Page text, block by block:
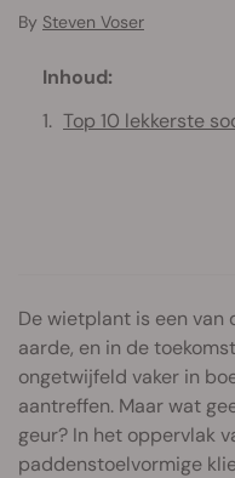
By Steven Voser
Inhoud:
Top 10 lekkerste
De wietplant is een van
aarde, en in de
ongetwijfeld vaker in
aantreffen. Maar wat
geur? In het oppervlak
paddenstoelvormige